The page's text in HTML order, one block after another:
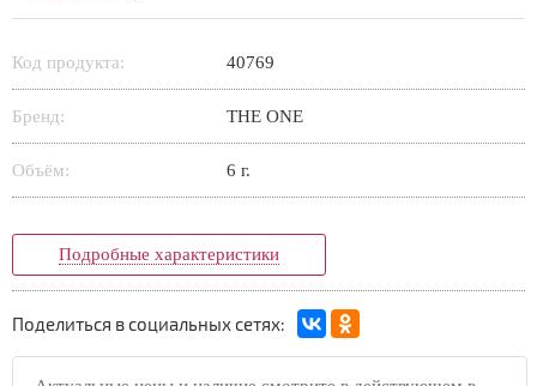
Код продукта: 40769
Бренд: THE ONE
Объём: 6 г.
Подробные характеристики
Поделиться в социальных сетях: